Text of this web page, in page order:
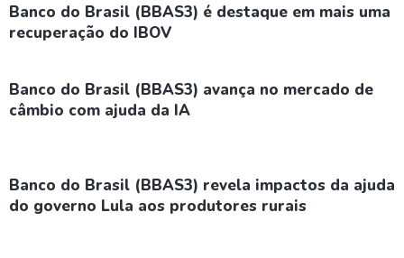
Banco do Brasil (BBAS3) é destaque em mais uma
recuperação do IBOV
Banco do Brasil (BBAS3) avança no mercado de
câmbio com ajuda da IA
Banco do Brasil (BBAS3) revela impactos da ajuda
do governo Lula aos produtores rurais